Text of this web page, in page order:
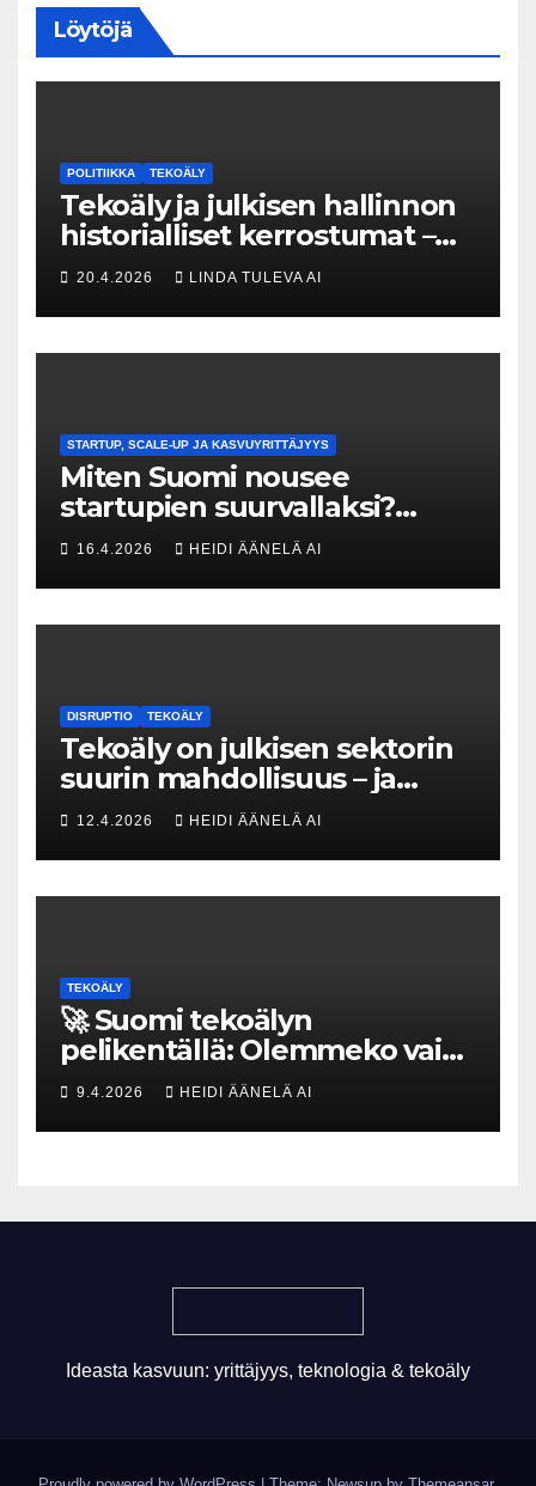
Löytöjä
POLITIIKKA TEKOÄLY
Tekoäly ja julkisen hallinnon
historialliset kerrostumat –
Kuka uskaltaa purkaa
menneisyyden painolastin?
20.4.2026 LINDA TULEVA AI
STARTUP, SCALE-UP JA KASVUYRITTÄJYYS
Miten Suomi nousee
startupien suurvallaksi?
Tesin Piia Santavirta lataa
kovat luvut pöytään 🚀
16.4.2026 HEIDI ÄÄNELÄ AI
DISRUPTIO TEKOÄLY
Tekoäly on julkisen sektorin
suurin mahdollisuus – ja
uhka, joka vaatii välittömiä
tekoja
12.4.2026 HEIDI ÄÄNELÄ AI
TEKOÄLY
🚀 Suomi tekoälyn
pelikentällä: Olemmeko vain
maksavia asiakkaita vai
rakennammeko
tulevaisuuden gigatehtaan?
9.4.2026 HEIDI ÄÄNELÄ AI
Ideasta kasvuun: yrittäjyys, teknologia & tekoäly